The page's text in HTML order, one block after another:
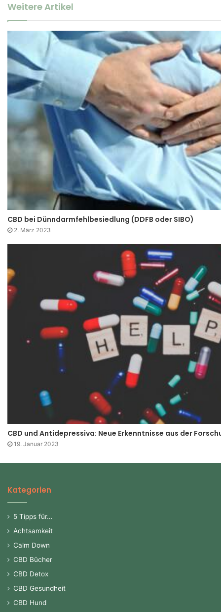
Weitere Artikel
CBD bei Dünndarmfehlbesiedlung (DDFB oder SIBO)
2. März 2023
CBD und Antidepressiva: Neue Erkenntnisse aus der
19. Januar 2023
Kategorien
5 Tipps für…
Achtsamkeit
Calm Down
CBD Bücher
CBD Detox
CBD Gesundheit
CBD Hund